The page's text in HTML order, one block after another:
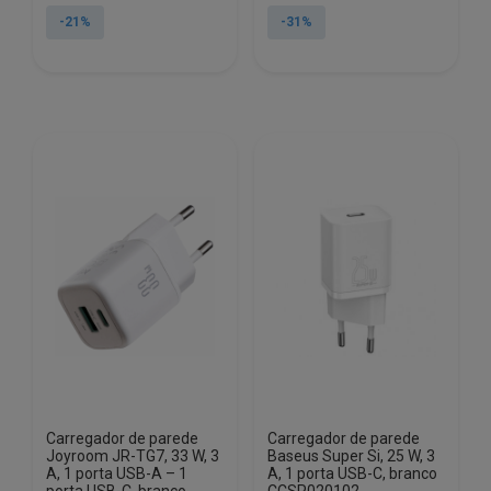
original
atual
-21%
original
atual
-31%
Carregador de parede
Joyroom JR-TG7, 33 W, 3
A, 1 porta USB-A – 1
Carregador de parede
Baseus Super Si, 25 W, 3
A, 1 porta USB-C, branco